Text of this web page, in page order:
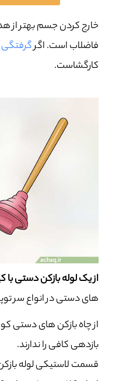
خارج کردن جسم بهتر از
فاضلاب است. اگرگرفتگی
کارگشاست.
از یک لوله بازکن دستی
های دستی در انواع سر
از چاه بازکن های دستی
بازدهی کافی را ندارند.
قسمت لاستیکی لوله بازکن